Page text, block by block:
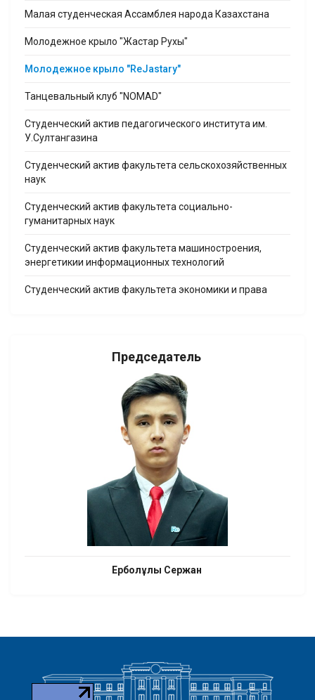
Малая студенческая Ассамблея народа Казахстана
Молодежное крыло "Жастар Рухы"
Молодежное крыло "ReJastary"
Танцевальный клуб "NOMAD"
Студенческий актив педагогического института им.
У.Султангазина
Студенческий актив факультета сельскохозяйственных
наук
Студенческий актив факультета социально-
гуманитарных наук
Студенческий актив факультета машиностроения,
энергетикии информационных технологий
Студенческий актив факультета экономики и права
Председатель
Ерболұлы Сержан